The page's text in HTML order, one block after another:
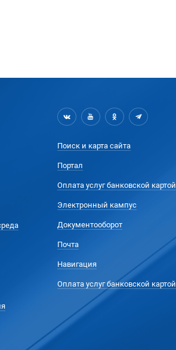
Поиск и карта сайта
Портал
Оплата услуг банковской картой
Электронный кампус
Документооборот
Почта
Навигация
Оплата услуг банковской картой